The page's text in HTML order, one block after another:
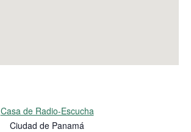
Casa de Radio-Escucha
Ciudad de Panamá